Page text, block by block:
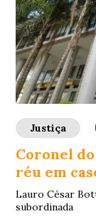
Justiça
Coronel
réu em
Lauro César
subordinada